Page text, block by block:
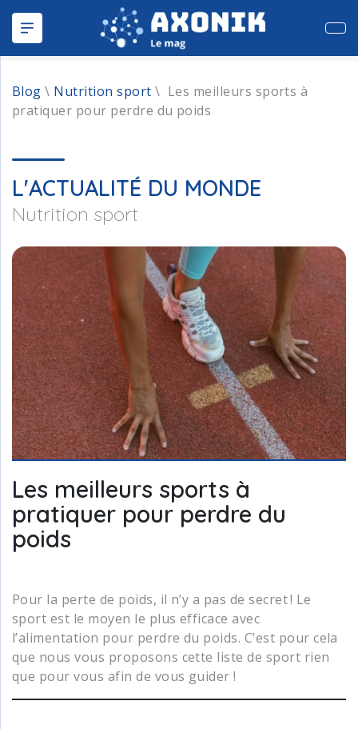
Blog \ Nutrition sport \ Les meilleurs sports à
pratiquer pour perdre du poids
L'ACTUALITÉ DU MONDE
Nutrition sport
Les meilleurs sports à
pratiquer pour perdre du
poids
Pour la perte de poids, il n’y a pas de secret ! Le
sport est le moyen le plus efficace avec
l’alimentation pour perdre du poids. C’est pour cela
que nous vous proposons cette liste de sport rien
que pour vous afin de vous guider !